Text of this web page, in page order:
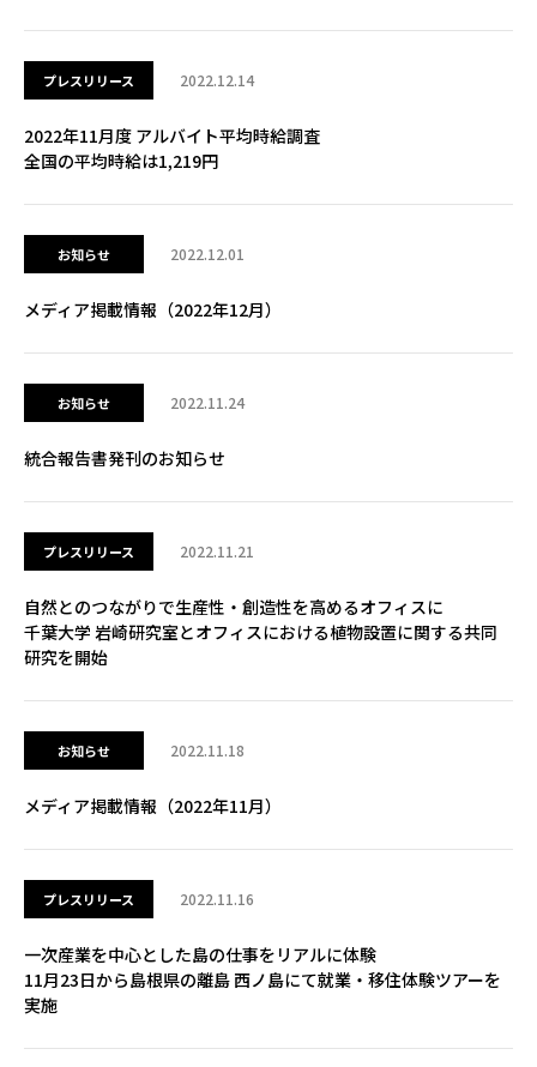
プレスリリース 2022.12.14
2022年11月度 アルバイト平均時給調査
全国の平均時給は1,219円
お知らせ 2022.12.01
メディア掲載情報（2022年12月）
お知らせ 2022.11.24
統合報告書発刊のお知らせ
プレスリリース 2022.11.21
自然とのつながりで生産性・創造性を高めるオフィスに
千葉大学 岩崎研究室とオフィスにおける植物設置に関する共同
研究を開始
お知らせ 2022.11.18
メディア掲載情報（2022年11月）
プレスリリース 2022.11.16
一次産業を中心とした島の仕事をリアルに体験
11月23日から島根県の離島 西ノ島にて就業・移住体験ツアーを
実施